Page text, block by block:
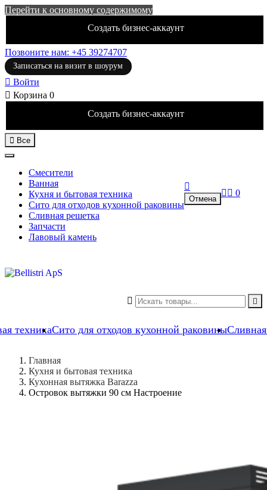
Перейти к основному содержимому
Создать бизнес-аккаунт
Позвоните нам: +45 39274707
Записаться на визит в шоурум
 Войти
 Корзина 0
Создать бизнес-аккаунт
техникаСито для отходов кухонной раковины
 Все
Смесители
Ванная
Кухня и бытовая техника
Сито для отходов кухонной раковины
Сливная решетка
Запчасти
Лавовый камень
 

Отмена
  0
Главная
Кухня и бытовая техника
Кухонная вытяжка Barazza
Островок вытяжки 90 см Настроение